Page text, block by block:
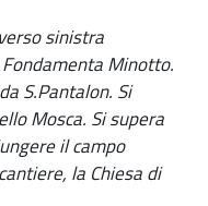
sinistra
Minotto.
S.Pantalon. Si
Mosca. Si supera
il campo
la Chiesa di